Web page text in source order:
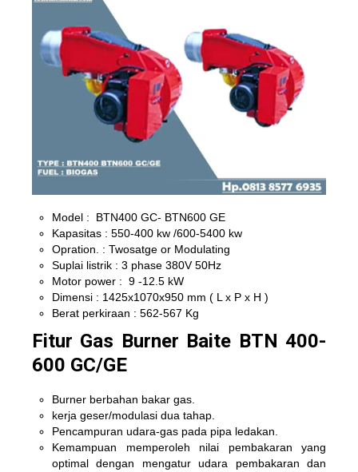
Model : BTN400 GC- BTN600 GE
Kapasitas : 550-400 kw /600-5400 kw
Opration. : Twosatge or Modulating
Suplai listrik : 3 phase 380V 50Hz
Motor power : 9 -12.5 kW
Dimensi : 1425x1070x950 mm ( L x P x H )
Berat perkiraan : 562-567 Kg
Fitur Gas Burner Baite BTN 400-
600 GC/GE
Burner berbahan bakar gas.
kerja geser/modulasi dua tahap.
Pencampuran udara-gas pada pipa ledakan.
Kemampuan memperoleh nilai pembakaran yang
optimal dengan mengatur udara pembakaran dan